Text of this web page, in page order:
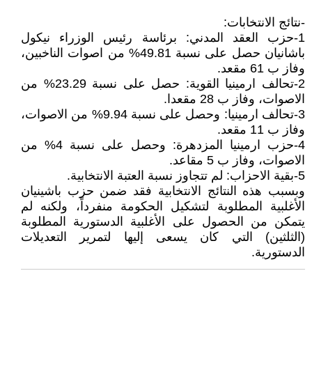
-نتائج الانتخابات:
1-حزب العقد المدني: برئاسة رئيس الوزراء نيكول
باشانيان حصل على نسبة 49.81% من اصوات الناخبين،
وفاز ب 61 مقعد.
2-تحالف ارمينيا القوية: حصل على نسبة 23.29% من
الاصوات، وفاز ب 28 مقعدا.
3-تحالف ارمينيا: وحصل على نسبة 9.94% من الاصوات،
وفاز ب 11 مقعد.
4-حزب ارمينيا المزدهرة: وحصل على نسبة 4% من
الاصوات، وفاز ب 5 مقاعد.
5-بقية الاحزاب: لم تتجاوز نسبة العتبة الانتخابية.
وبسبب هذه النتائج الانتخابية فقد ضمن حزب باشينيان
الأغلبية المطلوبة لتشكيل الحكومة منفرداً، ولكنه لم
يتمكن من الحصول على الأغلبية الدستورية المطلوبة
(الثلثين) التي كان يسعى إليها لتمرير التعديلات
الدستورية.